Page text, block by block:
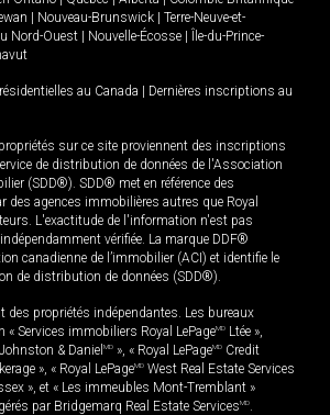
| Nouveau-Brunswick | Terre-Neuve-et-
Nord-Ouest | Nouvelle-Écosse | Île-du-Prince-
au Canada | Dernières inscriptions au
sur ce site proviennent des inscriptions
de distribution de données de l'Association
(SDD®). SDD® met en référence des
des agences immobilières autres que Royal
L'exactitude de l'information n'est pas
vérifiée. La marque DDF®
canadienne de l’immobilier (ACI) et identifie le
de distribution de données (SDD®).
des propriétés indépendantes. Les bureaux
Services immobiliers Royal LePageMD Ltée »,
& Daniel MD », « Royal LePageMD Credit
», « Royal LePageMD West Real Estate Services
», et « Les immeubles Mont-Tremblant »
par Bridgemarq Real Estate ServicesMD